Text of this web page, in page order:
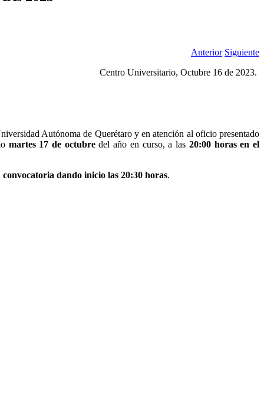
Anterior Siguiente
Centro Universitario, Octubre 16 de 2023.
Autónoma de Querétaro y en atención al oficio presentado
martes 17 de octubredel año en curso, a las 20:00 horas en el
convocatoria dando inicio las 20:30 horas.